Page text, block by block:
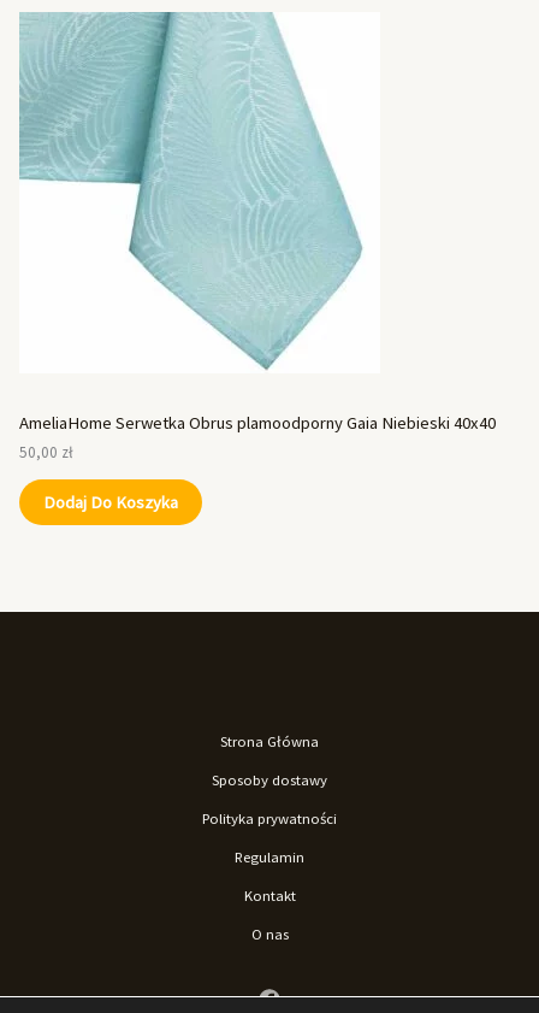
AmeliaHome Serwetka Obrus plamoodporny Gaia Niebieski 40x40
50,00 zł
Dodaj Do Koszyka
Strona Główna
Sposoby dostawy
Polityka prywatności
Regulamin
Kontakt
O nas